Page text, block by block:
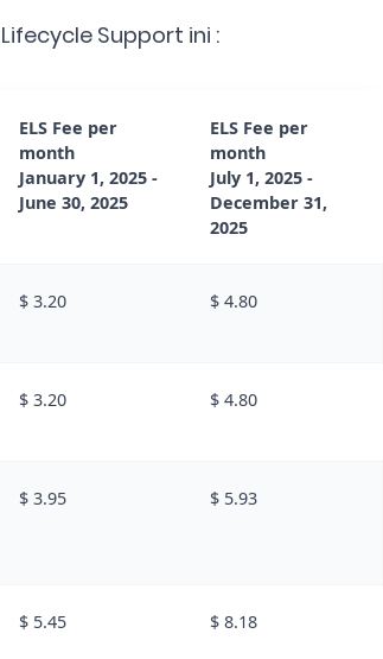
Support ini :
ELS Fee per
month
January 1, 2025 -
June 30, 2025
ELS Fee per
month
July 1, 2025 -
December 31,
2025
$ 3.20 $ 4.80
$ 3.20 $ 4.80
$ 3.95 $ 5.93
$ 5.45 $ 8.18